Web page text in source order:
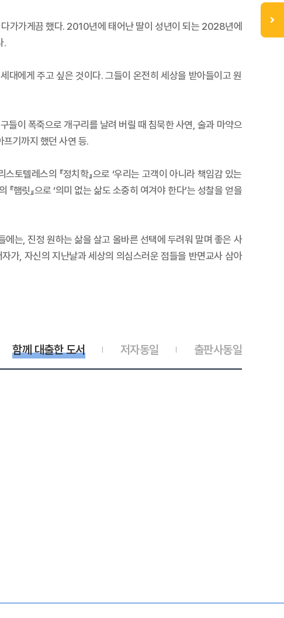
가가게끔 했다. 2010년에 태어난 딸이 성년이 되는 2028년에
.
대에게 주고 싶은 것이다. 그들이 온전히 세상을 받아들이고 원
들이 폭죽으로 개구리를 날려 버릴 때 침묵한 사연, 술과 마약으
기까지 했던 사연 등.
텔레스의 『정치학』으로 ‘우리는 고객이 아니라 책임감 있는
햄릿』으로 ‘의미 없는 삶도 소중히 여겨야 한다’는 성찰을 얻을
는, 진정 원하는 삶을 살고 올바른 선택에 두려워 말며 좋은 사
가, 자신의 지난날과 세상의 의심스러운 점들을 반면교사 삼아
출판사동일
저자동일
함께 대출한 도서